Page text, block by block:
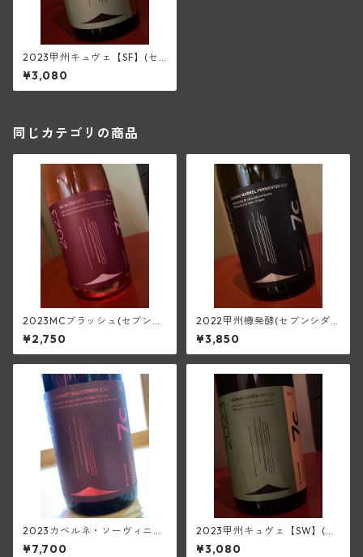
2023甲州キュヴェ【SF】(セ
ブンシダーズワイナリー)
¥3,080
同じカテゴリの商品
2023MCブラッシュ(セブンシ
ダーズワイナリー)
¥2,750
2022甲州樽発酵(セブンシダ
ーズワイナリー)
¥3,850
2023カベルネ・ソーヴィニヨ
ン(セブンシダーズワイナリー)
¥7,700
2023甲州キュヴェ【SW】(セ
ブンシダーズワイナリー)
¥3,080